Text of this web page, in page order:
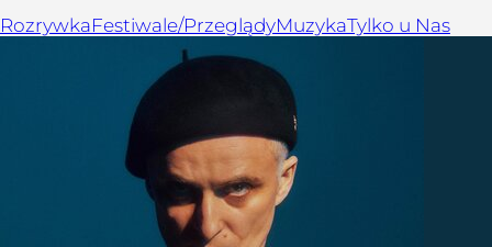
RozrywkaFestiwale/PrzeglądyMuzykaTylko u Nas